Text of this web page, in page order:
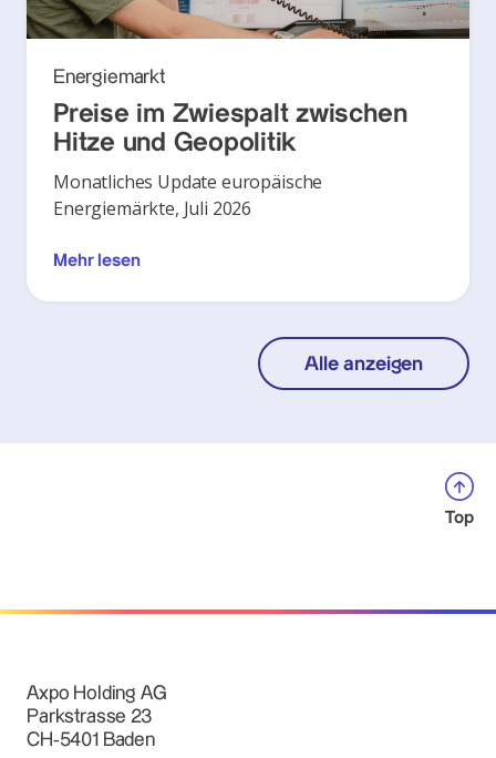
Energiemarkt
Preise im Zwiespalt zwischen
Hitze und Geopolitik
Monatliches Update europäische
Energiemärkte, Juli 2026
Mehr lesen
Alle anzeigen
Top
Axpo Holding AG
Parkstrasse 23
CH-5401 Baden